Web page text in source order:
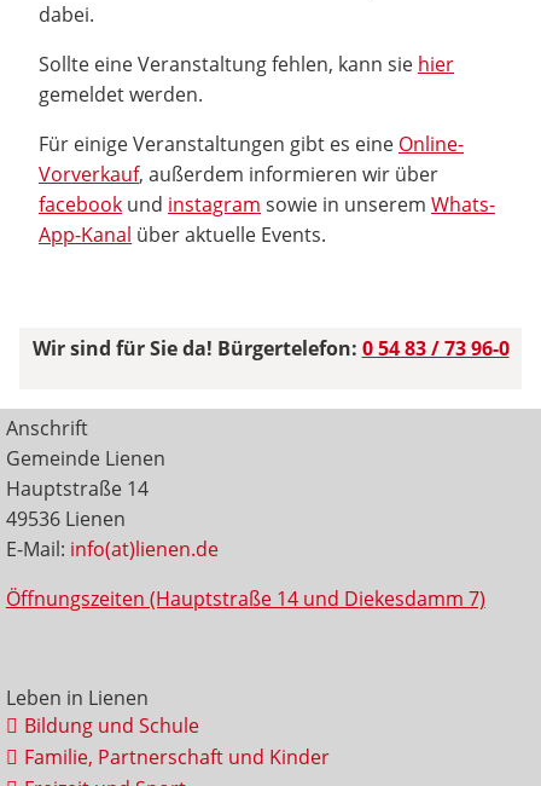
dabei.
Sollte eine Veranstaltung fehlen, kann sie hier
gemeldet werden.
Für einige Veranstaltungen gibt es eine Online-
Vorverkauf, außerdem informieren wir über
facebook und instagram sowie in unserem Whats-
App-Kanal über aktuelle Events.
Wir sind für Sie da! Bürgertelefon: 0 54 83 / 73 96-0
Anschrift
Gemeinde Lienen
Hauptstraße 14
49536 Lienen
E-Mail: info(at)lienen.de
Öffnungszeiten (Hauptstraße 14 und Diekesdamm 7)
Leben in Lienen
Bildung und Schule
Familie, Partnerschaft und Kinder